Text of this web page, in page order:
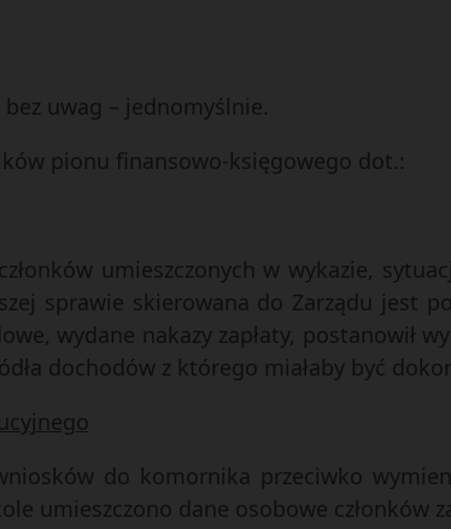
uwag – jednomyślnie.
pionu finansowo-księgowego dot.:
umieszczonych w wykazie,
sprawie skierowana do Zarządu jest
wydane nakazy zapłaty, postanowił
dochodów z którego miałaby być
do komornika przeciwko
umieszczono dane osobowe członków